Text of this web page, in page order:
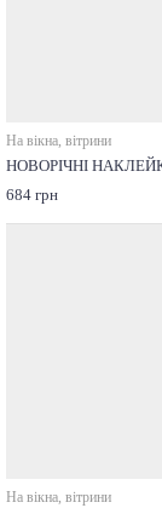
На вікна, вітрини
НОВОРІЧНІ
684 грн
На вікна, вітрини